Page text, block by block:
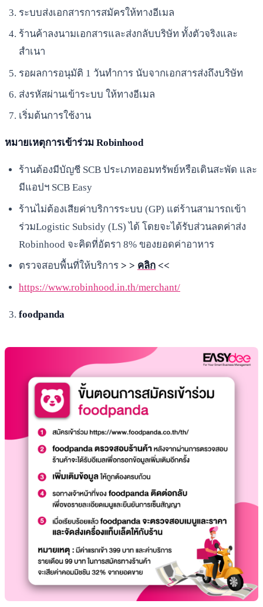
ระบบส่งเอกสารการสมัครให้ทางอีเมล
ร้านค้าลงนามเอกสารและส่งกลับบริษัท ทั้งตัวจริงและ
สำเนา
รอผลการอนุมัติ 1 วันทำการ นับจากเอกสารส่งถึงบริษัท
ส่งรหัสผ่านเข้าระบบ ให้ทางอีเมล
เริ่มต้นการใช้งาน
หมายเหตุการเข้าร่วม Robinhood
ร้านต้องมีบัญชี SCB ประเภทออมทรัพย์หรือเดินสะพัด และ
มีแอปฯ SCB Easy
ร้านไม่ต้องเสียค่าบริการระบบ (GP) แต่ร้านสามารถเข้า
ร่วมLogistic Subsidy (LS) ได้ โดยจะได้รับส่วนลดค่าส่ง
Robinhood จะคิดที่อัตรา 8% ของยอดค่าอาหาร
ตรวจสอบพื้นที่ให้บริการ > > คลิก <<
https://www.robinhood.in.th/merchant/
foodpanda